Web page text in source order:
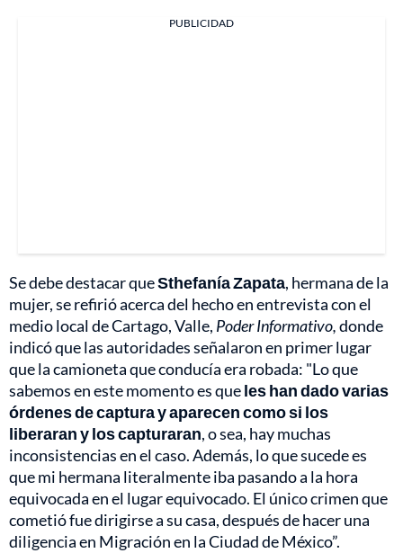
PUBLICIDAD
Se debe destacar queSthefanía Zapata, hermana de la
mujer, se refirió acerca del hecho en entrevista con el
medio local de Cartago, Valle, Poder Informativo,donde
indicó que las autoridades señalaron en primer lugar
que la camioneta que conducía era robada: "Lo que
sabemos en este momento es queles han dado varias
órdenes de captura y aparecen como si los
liberaran y los capturaran, o sea, hay muchas
inconsistencias en el caso. Además, lo que sucede es
que mi hermana literalmente iba pasando a la hora
equivocada en el lugar equivocado. El único crimen que
cometió fue dirigirse a su casa, después de hacer una
diligencia en Migración en la Ciudad de México”.